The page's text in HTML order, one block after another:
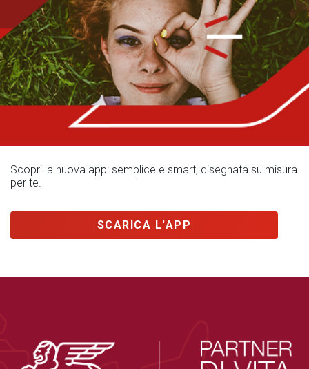
Scopri la nuova app: semplice e smart, disegnata su misura
per te.
SCARICA L'APP